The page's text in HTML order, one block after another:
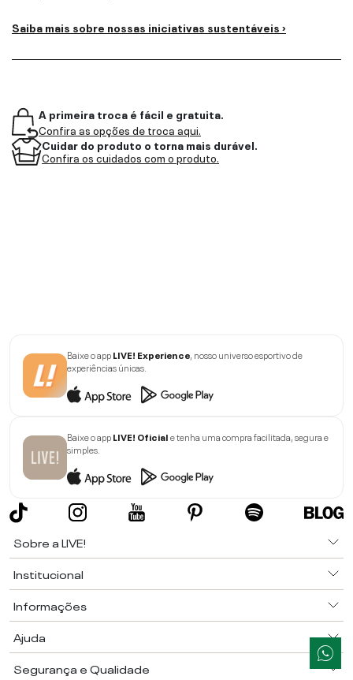
Saiba mais sobre nossas iniciativas sustentáveis ›
A primeira troca é fácil e gratuita.
Confira as opções de troca aqui.
Cuidar do produto o torna mais durável.
Confira os cuidados com o produto.
Baixe o appLIVE! Experience , nosso universo esportivo de
experiências únicas.
Baixe o appLIVE! Oficiale tenha uma compra facilitada, segura e
simples.
Sobre a LIVE!
Institucional
Informações
Ajuda
Segurança e Qualidade